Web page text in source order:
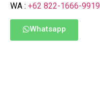
WA : +62 822-1666-9919
Whatsapp